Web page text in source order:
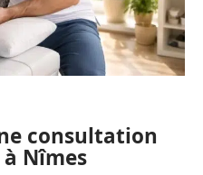
consultation
Nîmes